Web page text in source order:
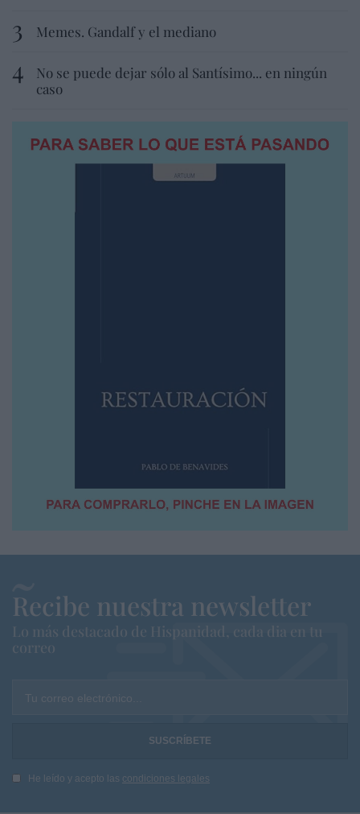
Memes. Gandalf y el mediano
No se puede dejar sólo al Santísimo... en ningún
caso
Recibe nuestra newsletter
Lo más destacado de Hispanidad, cada dia en tu
correo
Tu correo electrónico...
He leído y acepto las condiciones legales